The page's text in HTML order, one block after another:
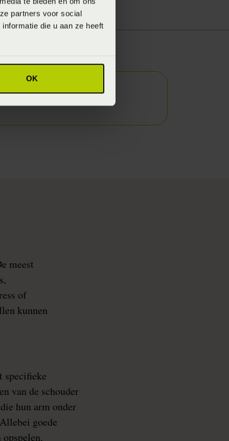
partners voor social
die u aan ze heeft
OK
meest
of
kunnen
specifieke
van de schouder
hun arm onder
goede